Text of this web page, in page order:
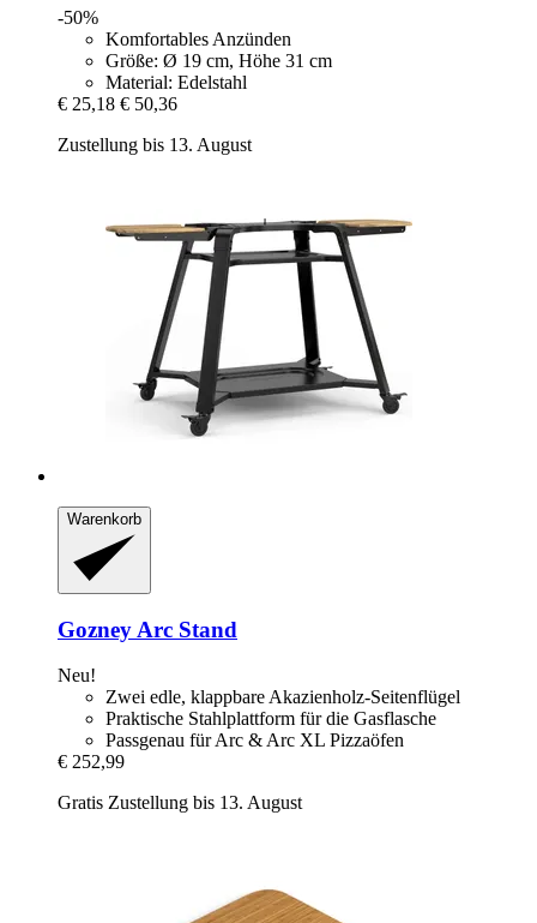
-50%
Komfortables Anzünden
Größe: Ø 19 cm, Höhe 31 cm
Material: Edelstahl
€ 25,18 € 50,36
Zustellung bis 13. August
Warenkorb
Gozney Arc Stand
Neu!
Zwei edle, klappbare Akazienholz-Seitenflügel
Praktische Stahlplattform für die Gasflasche
Passgenau für Arc & Arc XL Pizzaöfen
€ 252,99
Gratis Zustellung bis 13. August